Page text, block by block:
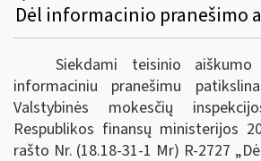
Siekdami teisinio
informaciniu pranešimu
Valstybinės mokesčių
Respublikos finansų ministerijos
rašto Nr. (18.18-31-1 Mr) R-2727